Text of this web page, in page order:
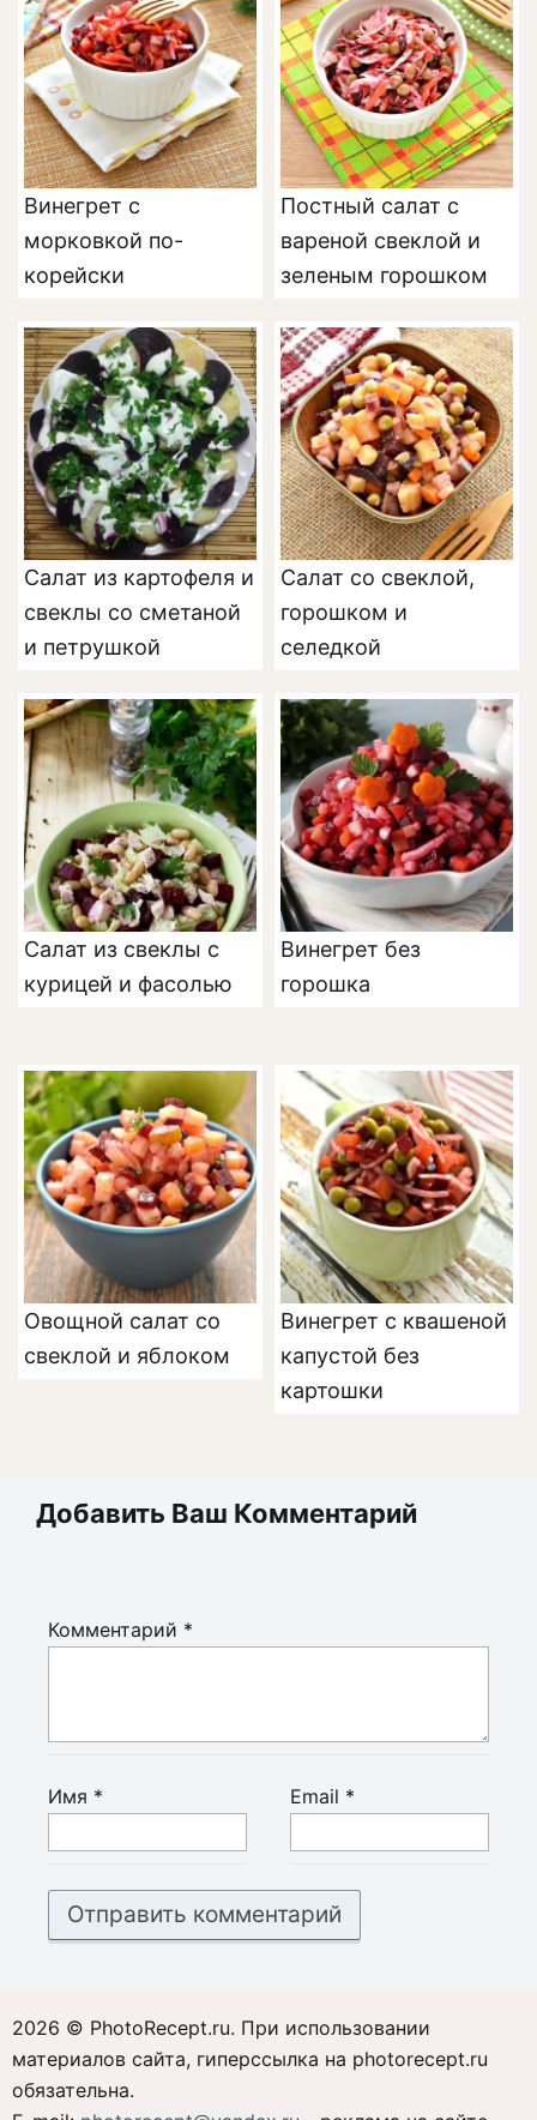
Винегрет с
морковкой по-
корейски
Постный салат с
вареной свеклой и
зеленым горошком
Салат из картофеля и
свеклы со сметаной
и петрушкой
Салат со свеклой,
горошком и
селедкой
Салат из свеклы с
курицей и фасолью
Винегрет без
горошка
Овощной салат со
свеклой и яблоком
Винегрет с квашеной
капустой без
картошки
Добавить Ваш Комментарий
Комментарий *
Имя * Email *
2026 © PhotoRecept.ru. При использовании
материалов сайта, гиперссылка на photorecept.ru
обязательна.